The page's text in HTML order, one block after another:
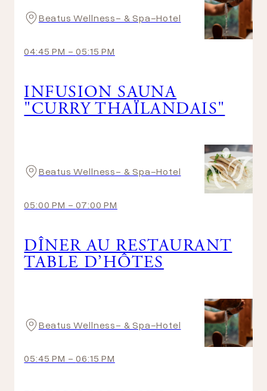
Beatus Wellness- & Spa-Hotel
04:45 PM -05:15 PM
INFUSION SAUNA
"CURRY THAÏLANDAIS"
Beatus Wellness- & Spa-Hotel
05:00 PM -07:00 PM
DÎNER AU RESTAURANT
TABLE D’HÔTES
Beatus Wellness- & Spa-Hotel
05:45 PM -06:15 PM